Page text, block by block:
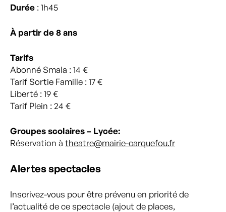
Durée : 1h45
À partir de 8 ans
Tarifs
Abonné Smala : 14 €
Tarif Sortie Famille : 17 €
Liberté : 19 €
Tarif Plein : 24 €
Groupes scolaires – Lycée:
Réservation àtheatre@mairie-carquefou.fr
Alertes spectacles
Inscrivez-vous pour être prévenu en priorité de
l’actualité de ce spectacle (ajout de places,